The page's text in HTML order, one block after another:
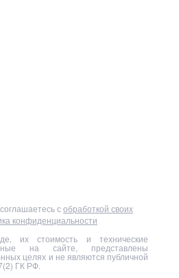
собработкой своих
конфиденциальности
их стоимость и технические
на сайте, представлены
целях и не являются публичной
ГК РФ.